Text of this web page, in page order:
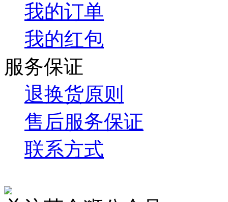
我的订单
我的红包
服务保证
退换货原则
售后服务保证
联系方式